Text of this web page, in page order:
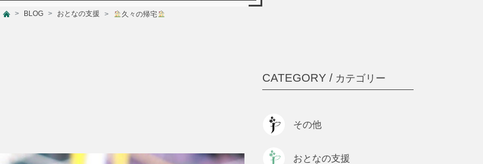
ブログ
BLOG おとなの支援 久々の帰宅
CATEGORY / カテゴリー
その他
おとなの支援